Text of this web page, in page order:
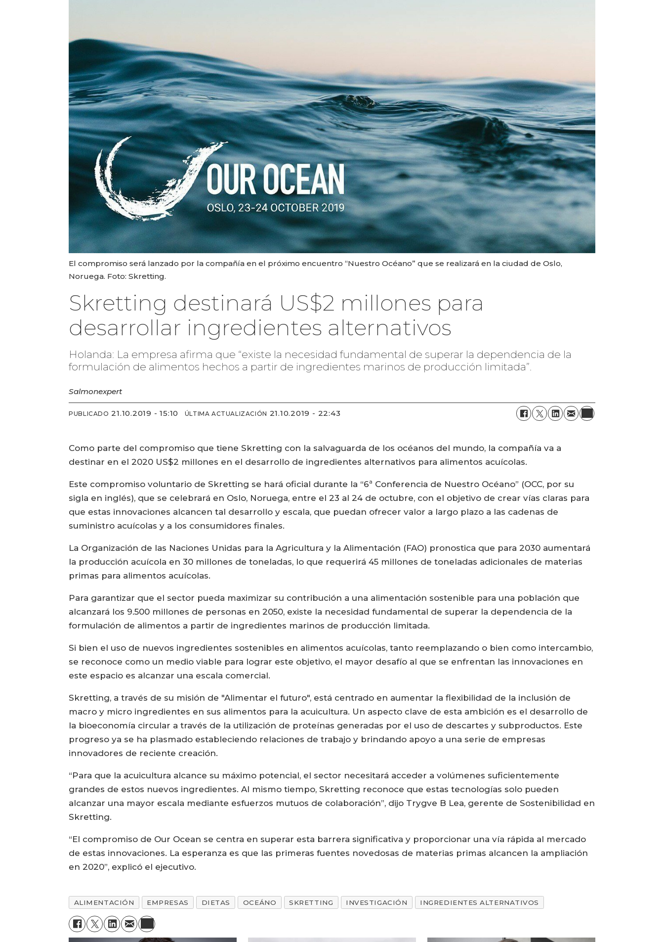
El compromiso será lanzado por la compañía en el próximo encuentro “Nuestro Océano” que se realizará en la ciudad de Oslo,
Noruega. Foto: Skretting.
Skretting destinará US$2 millones para
desarrollar ingredientes alternativos
Holanda: La empresa afirma que “existe la necesidad fundamental de superar la dependencia de la
formulación de alimentos hechos a partir de ingredientes marinos de producción limitada”.
Salmonexpert
PUBLICADO 21.10.2019 - 15:10 ÚLTIMA ACTUALIZACIÓN 21.10.2019 - 22:43
Como parte del compromiso que tiene Skretting con la salvaguarda de los océanos del mundo, la compañía va a
destinar en el 2020 US$2 millones en el desarrollo de ingredientes alternativos para alimentos acuícolas.
Este compromiso voluntario de Skretting se hará oficial durante la “6ª Conferencia de Nuestro Océano” (OCC, por su
sigla en inglés), que se celebrará en Oslo, Noruega, entre el 23 al 24 de octubre, con el objetivo de crear vías claras para
que estas innovaciones alcancen tal desarrollo y escala, que puedan ofrecer valor a largo plazo a las cadenas de
suministro acuícolas y a los consumidores finales.
La Organización de las Naciones Unidas para la Agricultura y la Alimentación (FAO) pronostica que para 2030 aumentará
la producción acuícola en 30 millones de toneladas, lo que requerirá 45 millones de toneladas adicionales de materias
primas para alimentos acuícolas.
Para garantizar que el sector pueda maximizar su contribución a una alimentación sostenible para una población que
alcanzará los 9.500 millones de personas en 2050, existe la necesidad fundamental de superar la dependencia de la
formulación de alimentos a partir de ingredientes marinos de producción limitada.
Si bien el uso de nuevos ingredientes sostenibles en alimentos acuícolas, tanto reemplazando o bien como intercambio,
se reconoce como un medio viable para lograr este objetivo, el mayor desafío al que se enfrentan las innovaciones en
este espacio es alcanzar una escala comercial.
Skretting, a través de su misión de "Alimentar el futuro", está centrado en aumentar la flexibilidad de la inclusión de
macro y micro ingredientes en sus alimentos para la acuicultura. Un aspecto clave de esta ambición es el desarrollo de
la bioeconomía circular a través de la utilización de proteínas generadas por el uso de descartes y subproductos. Este
progreso ya se ha plasmado estableciendo relaciones de trabajo y brindando apoyo a una serie de empresas
innovadores de reciente creación.
“Para que la acuicultura alcance su máximo potencial, el sector necesitará acceder a volúmenes suficientemente
grandes de estos nuevos ingredientes. Al mismo tiempo, Skretting reconoce que estas tecnologías solo pueden
alcanzar una mayor escala mediante esfuerzos mutuos de colaboración”, dijo Trygve B Lea, gerente de Sostenibilidad en
Skretting.
“El compromiso de Our Ocean se centra en superar esta barrera significativa y proporcionar una vía rápida al mercado
de estas innovaciones. La esperanza es que las primeras fuentes novedosas de materias primas alcancen la ampliación
en 2020”, explicó el ejecutivo.
ALIMENTACIÓN EMPRESAS DIETAS OCEÁNO SKRETTING INVESTIGACIÓN INGREDIENTES ALTERNATIVOS